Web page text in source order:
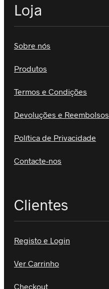
Loja
Sobre nós
Produtos
Termos e Condições
Devoluções e Reembolsos
Política de Privacidade
Contacte-nos
Clientes
Registo e Login
Ver Carrinho
Checkout